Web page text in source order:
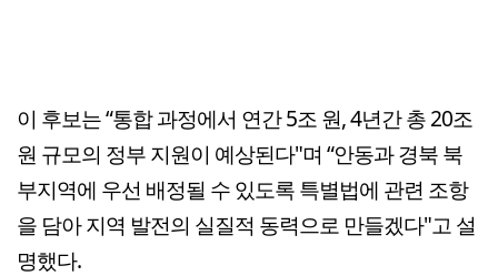
이 후보는 “통합 과정에서 연간 5조 원, 4년간 총 20조
원 규모의 정부 지원이 예상된다"며 “안동과 경북 북
부지역에 우선 배정될 수 있도록 특별법에 관련 조항
을 담아 지역 발전의 실질적 동력으로 만들겠다"고 설
명했다.